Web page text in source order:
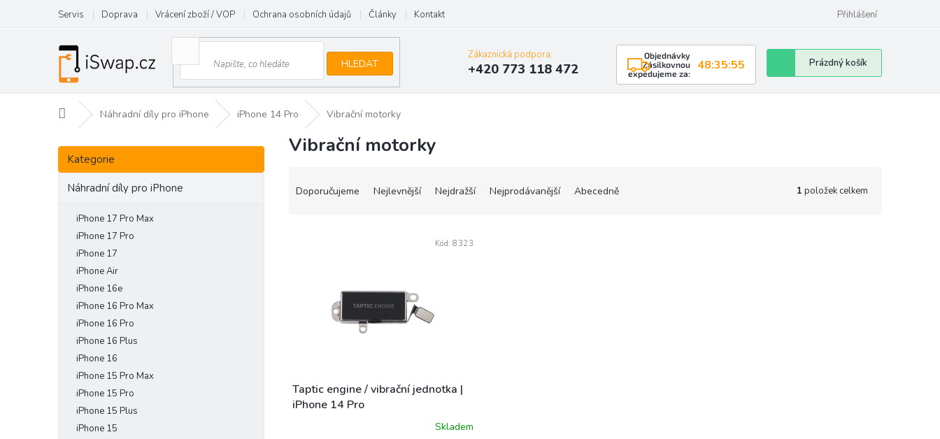
obsah
Servis Doprava Vrácení zboží / VOP Ochrana osobních údajů Články Kontakt Přihlášení
HLEDAT
Zákaznická podpora:
+420 773 118 472
Objednávky
Zásilkovnou
expedujeme za:
48:35:54
Nákupní
košík
Prázdný košík
Domů Náhradní díly pro iPhone iPhone 14 Pro Vibrační motorky
P
s
Přeskočit
kategorie
Kategorie
Náhradní díly pro iPhone
iPhone 17 Pro Max
iPhone 17 Pro
iPhone 17
iPhone Air
iPhone 16e
iPhone 16 Pro Max
iPhone 16 Pro
iPhone 16 Plus
iPhone 16
iPhone 15 Pro Max
iPhone 15 Pro
iPhone 15 Plus
iPhone 15
Vibrační motorky
Doporučujeme Nejlevnější Nejdražší Nejprodávanější Abecedně 1 položek celkem
k
t
Taptic engine / vibrační jednotka |
iPhone 14 Pro
Skladem
Kód:8323